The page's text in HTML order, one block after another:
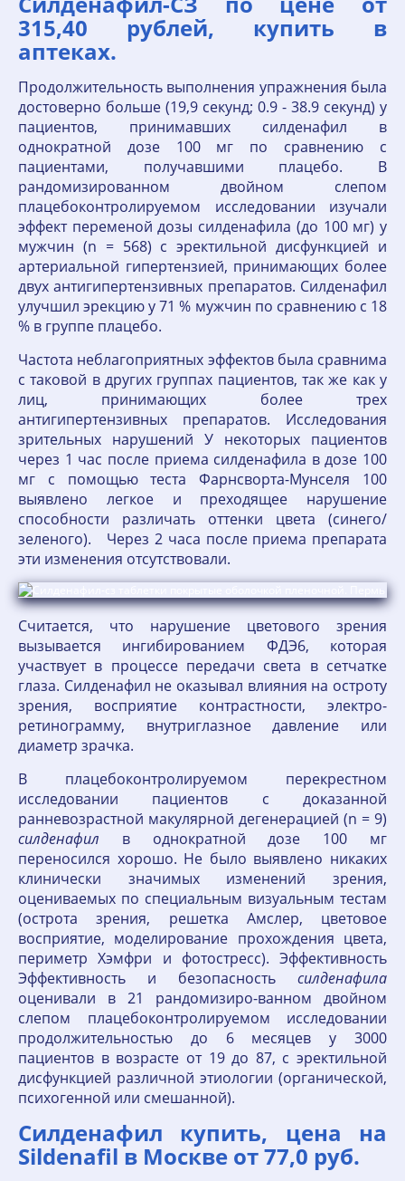
315,40 рублей, купить в
аптеках.
Продолжительность выполнения упражнения была
достоверно больше (19,9 секунд; 0.9 - 38.9 секунд) у
пациентов, принимавших силденафил в
однократной дозе 100 мг по сравнению с
пациентами, получавшими плацебо. В
рандомизированном двойном слепом
плацебоконтролируемом исследовании изучали
эффект переменой дозы силденафила (до 100 мг) у
мужчин (n = 568) с эректильной дисфункцией и
артериальной гипертензией, принимающих более
двух антигипертензивных препаратов. Силденафил
улучшил эрекцию у 71 % мужчин по сравнению с 18
% в группе плацебо.
Частота неблагоприятных эффектов была сравнима
с таковой в других группах пациентов, так же как у
лиц, принимающих более трех
антигипертензивных препаратов. Исследования
зрительных нарушений У некоторых пациентов
через 1 час после приема силденафила в дозе 100
мг с помощью теста Фарнсворта-Мунселя 100
выявлено легкое и преходящее нарушение
способности различать оттенки цвета (синего/
зеленого). Через 2 часа после приема препарата
эти изменения отсутствовали.
Считается, что нарушение цветового зрения
вызывается ингибированием ФДЭ6, которая
участвует в процессе передачи света в сетчатке
глаза. Силденафил не оказывал влияния на остроту
зрения, восприятие контрастности, электро-
ретинограмму, внутриглазное давление или
диаметр зрачка.
В плацебоконтролируемом перекрестном
исследовании пациентов с доказанной
ранневозрастной макулярной дегенерацией (n = 9)
силденафил в однократной дозе 100 мг
переносился хорошо. Не было выявлено никаких
клинически значимых изменений зрения,
оцениваемых по специальным визуальным тестам
(острота зрения, решетка Амслер, цветовое
восприятие, моделирование прохождения цвета,
периметр Хэмфри и фотостресс). Эффективность
Эффективность и безопасность силденафила
оценивали в 21 рандомизиро-ванном двойном
слепом плацебоконтролируемом исследовании
продолжительностью до 6 месяцев у 3000
пациентов в возрасте от 19 до 87, с эректильной
дисфункцией различной этиологии (органической,
психогенной или смешанной).
Силденафил купить, цена на
Sildenafil в Москве от 77,0 руб.